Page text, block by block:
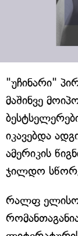
"უჩინარი"
მაშინვე
იკავებდა
ამერიკის
ჯილდო
რალფ